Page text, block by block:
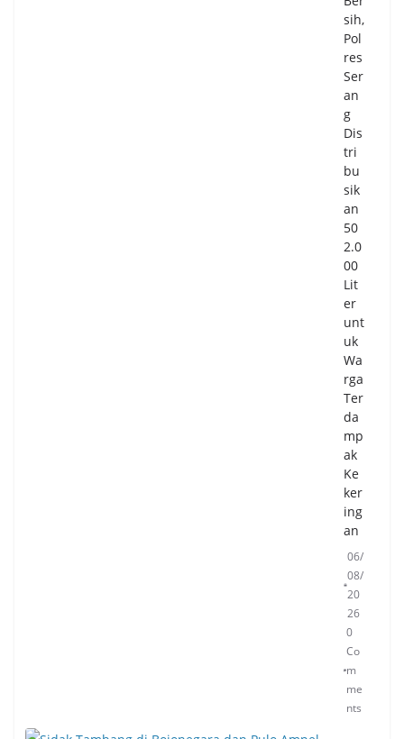
di
Ta
ng
sel,
Kin
i
Tak
Sek
ad
ar
Lay
an
an
Ibu
da
n
An
ak
04/
08/
20
26
Co
m
me
nts
mk
ot
Ta
ng
sel
Ke
mb
an
gka
sih,
Pol
res
Ser
an
g
Dis
tri
bu
sik
an
50
2.0
00
Lit
er
unt
uk
Wa
rga
Ter
da
mp
ak
Ke
ker
ing
an
06/
08/
20
26
0
Co
m
me
nts